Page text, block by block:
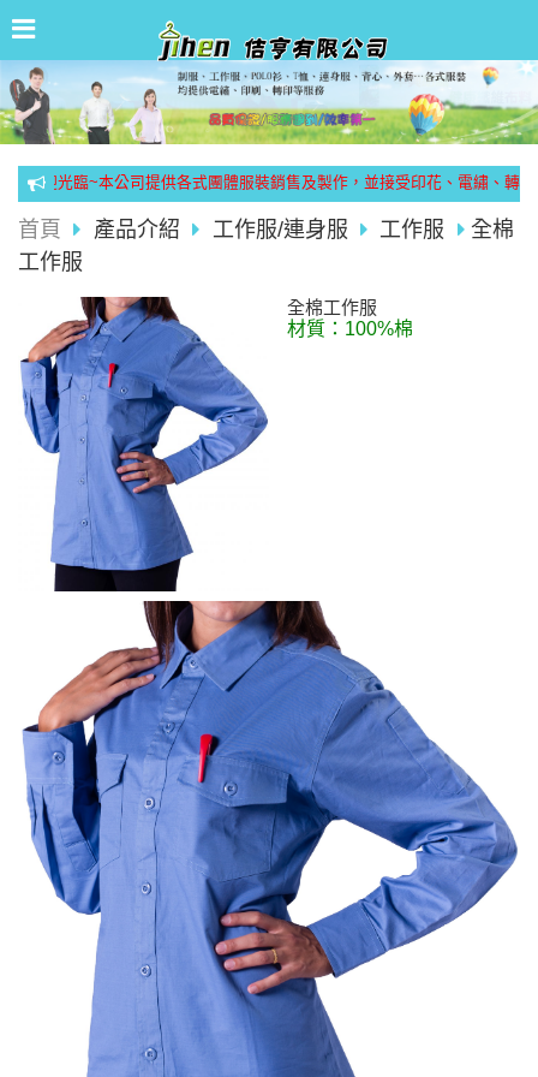
~歡迎光臨~本公司提供各式團體服裝銷售及製作，並接受印花、電繡、轉
首頁 產品介紹 工作服/連身服 工作服
全棉
工作服
全棉工作服
材質：100%棉